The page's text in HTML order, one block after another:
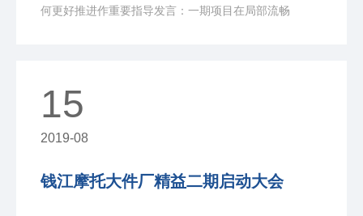
何更好推进作重要指导发言：一期项目在局部流畅
15
2019-08
钱江摩托大件厂精益二期启动大会